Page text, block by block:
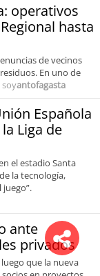
operativos
hasta
de vecinos
En uno de
soyantofagasta
Española
Liga de
el estadio Santa
la tecnología,
ante
privados
que la nueva